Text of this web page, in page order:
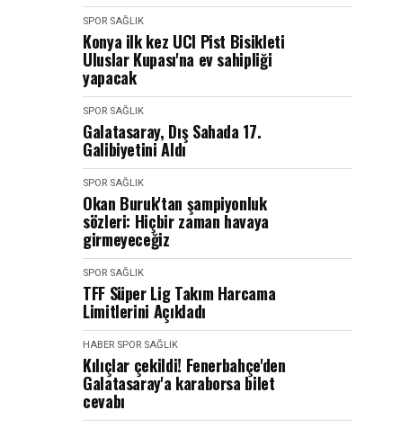
SPOR SAĞLIK
Konya ilk kez UCI Pist Bisikleti
Uluslar Kupası'na ev sahipliği
yapacak
SPOR SAĞLIK
Galatasaray, Dış Sahada 17.
Galibiyetini Aldı
SPOR SAĞLIK
Okan Buruk'tan şampiyonluk
sözleri: Hiçbir zaman havaya
girmeyeceğiz
SPOR SAĞLIK
TFF Süper Lig Takım Harcama
Limitlerini Açıkladı
HABER SPOR SAĞLIK
Kılıçlar çekildi! Fenerbahçe'den
Galatasaray'a karaborsa bilet
cevabı